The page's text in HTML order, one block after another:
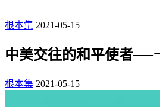
根本集 2021-05-15
中美交往的和平使者──
根本集 2021-05-15